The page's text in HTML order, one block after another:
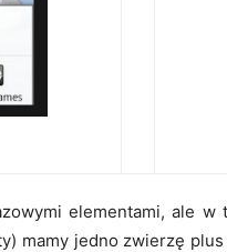
elementami, ale w
mamy jedno zwierzę